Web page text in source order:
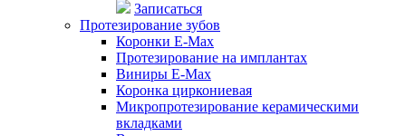
Записаться
Протезирование зубов
Коронки E-Max
Протезирование на имплантах
Виниры E-Max
Коронка циркониевая
Микропротезирование керамическими
вкладками